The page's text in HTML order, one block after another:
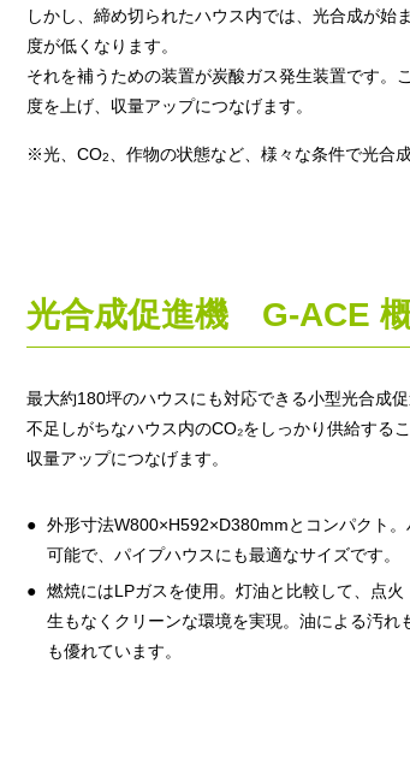
しかし、締め切られたハウス内では、光合成が始
度が低くなります。
それを補うための装置が炭酸ガス発生装置です。
度を上げ、収量アップにつなげます。
※光、CO2 、作物の状態など、様々な条件で光合
光合成促進機 G-ACE
最大約180坪のハウスにも対応できる小型光合成促
不足しがちなハウス内のCO₂をしっかり供給する
収量アップにつなげます。
外形寸法W800×H592×D380mmとコンパクト
可能で、パイプハウスにも最適なサイズです。
燃焼にはLPガスを使用。灯油と比較して、点
生もなくクリーンな環境を実現。油による汚れ
も優れています。